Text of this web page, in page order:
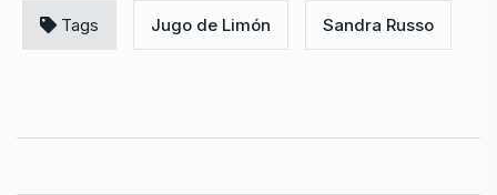
Tags Jugo de Limón Sandra Russo